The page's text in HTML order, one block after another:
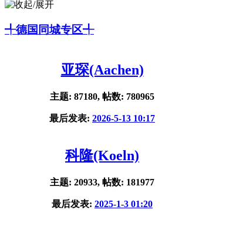
╃德国同城专区╃
亚琛(Aachen)
主题: 87180, 帖数: 780965
最后发表: 2026-5-13 10:17
科隆(Koeln)
主题: 20933, 帖数: 181977
最后发表: 2025-1-3 01:20